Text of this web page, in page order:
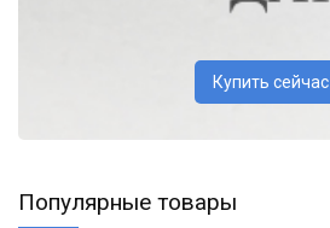
Купить сейчас
Популярные товары